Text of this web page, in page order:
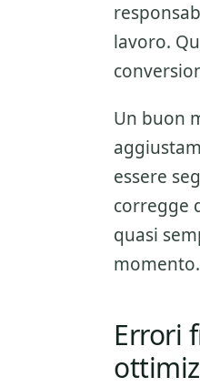
lavoro.
Un buon
essere
corregge
quasi
momento.
Errori